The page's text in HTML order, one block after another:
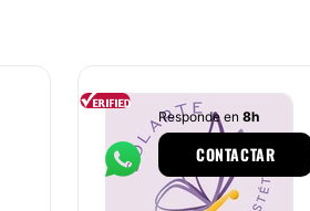
Responde en 8h
CONTACTAR